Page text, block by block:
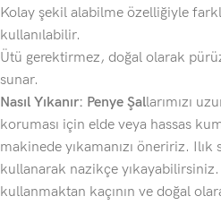
Kolay şekil alabilme özelliğiyle
kullanılabilir.
Ütü gerektirmez, doğal olarak
sunar.
Nasıl Yıkanır: Penye Şallarımızı
koruması için elde veya hassas
makinede yıkamanızı öneririz.
kullanarak nazikçe
kullanmaktan kaçının ve doğal